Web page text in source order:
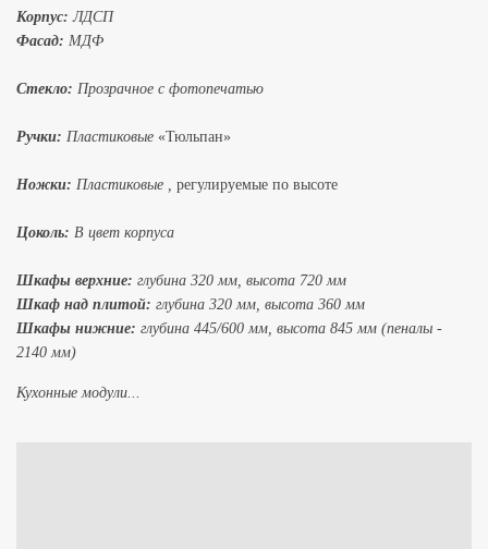
Корпус:ЛДСП
Фасад: МДФ
Стекло: Прозрачное с фотопечатью
Ручки: Пластиковые «Тюльпан»
Ножки: Пластиковые , регулируемые по высоте
Цоколь: В цвет корпуса
Шкафы верхние: глубина 320 мм, высота 720 мм
Шкаф над плитой: глубина 320 мм, высота 360 мм
Шкафы нижние: глубина 445/600 мм, высота 845 мм (пеналы -
2140 мм)
Кухонные модули...